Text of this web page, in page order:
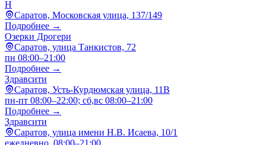
H
Саратов, Московская улица, 137/149
Подробнее →
Озерки Дрогери
Саратов, улица Танкистов, 72
пн 08:00–21:00
Подробнее →
Здравсити
Саратов, Усть-Курдюмская улица, 11В
пн-пт 08:00–22:00; сб,вс 08:00–21:00
Подробнее →
Здравсити
Саратов, улица имени Н.В. Исаева, 10/1
ежедневно, 08:00–21:00